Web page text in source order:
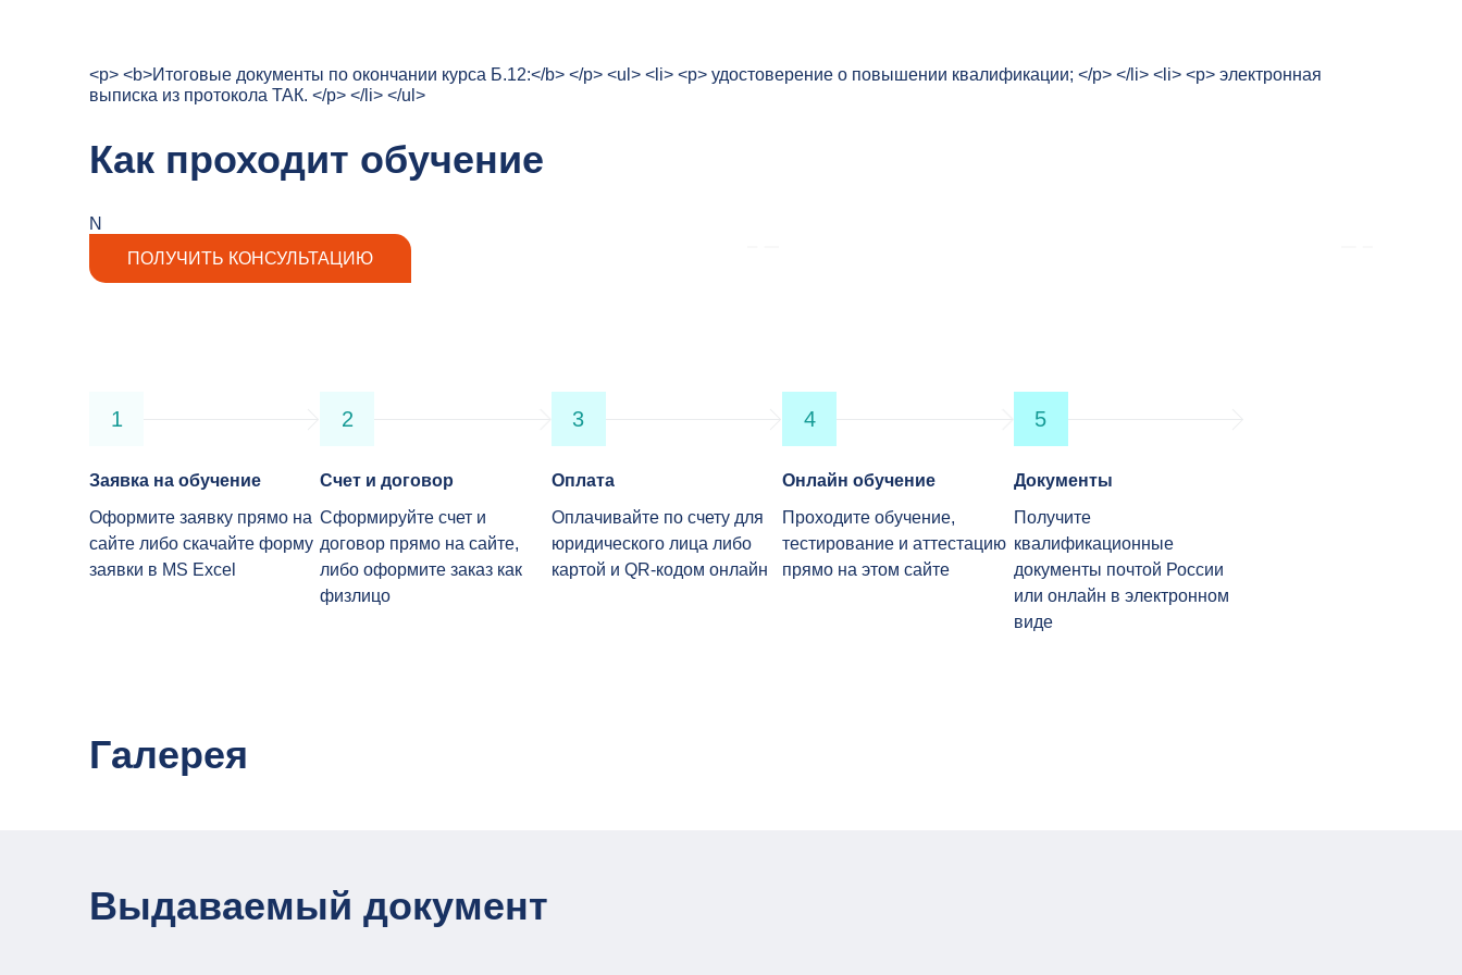
<p> <b>Итоговые документы по окончании курса Б.12:</b> </p> <ul> <li> <p> удостоверение о повышении квалификации; </p> </li> <li> <p> электронная
выписка из протокола ТАК. </p> </li> </ul>
Как проходит обучение
N
ПОЛУЧИТЬ КОНСУЛЬТАЦИЮ
1
Заявка на обучение
Оформите заявку прямо на
сайте либо скачайте форму
заявки в MS Excel
2
Счет и договор
Сформируйте счет и
договор прямо на сайте,
либо оформите заказ как
физлицо
3
Оплата
Оплачивайте по счету для
юридического лица либо
картой и QR-кодом онлайн
4
Онлайн обучение
Проходите обучение,
тестирование и аттестацию
прямо на этом сайте
5
Документы
Получите
квалификационные
документы почтой России
или онлайн в электронном
виде
Галерея
Выдаваемый документ